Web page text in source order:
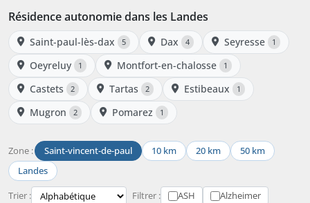
Résidence autonomie dans les Landes
Saint-paul-lès-dax 5 Dax 4 Seyresse 1
Oeyreluy 1 Montfort-en-chalosse 1
Castets 2 Tartas 2 Estibeaux 1
Mugron 2 Pomarez 1
Zone : Saint-vincent-de-paul 10 km 20 km
50 km
Landes
Trier : Filtrer : ASH Alzheimer